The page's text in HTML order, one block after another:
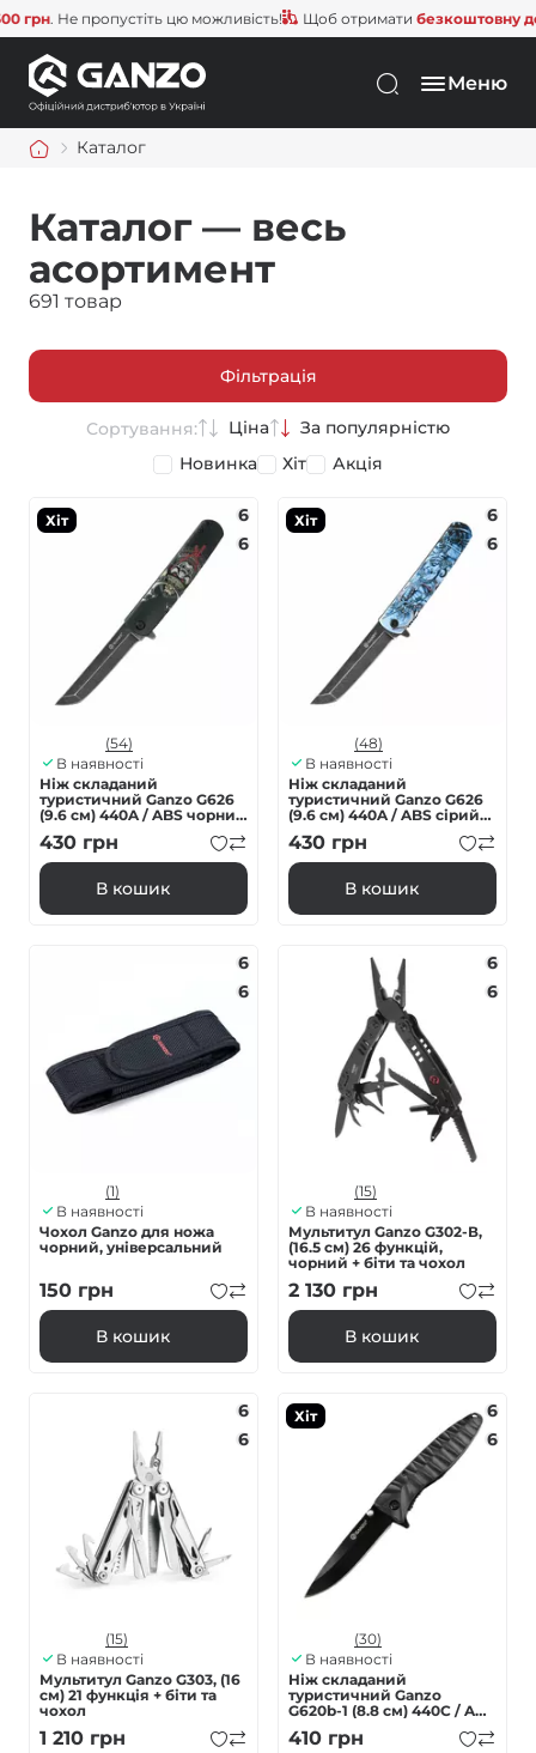
пропустіть цю можливість! Щоб отриматибезкоштовну доставку,
Меню
Каталог
Каталог — весь
асортимент
691 товар
Фільтрація
Сортування: Ціна
За популярністю
Новинка
Хіт Акція
Хіт
6
6
(54)
В наявності
Ніж складаний
туристичний Ganzo G626
(9.6 см) 440A / ABS чорний
самурай
430 грн
В кошик
Хіт
6
6
(48)
В наявності
Ніж складаний
туристичний Ganzo G626
(9.6 см) 440A / ABS сірий
самурай
430 грн
В кошик
6
6
(1)
В наявності
Чохол Ganzo для ножа
чорний, універсальний
150 грн
В кошик
6
6
(15)
В наявності
Мультитул Ganzo G302-В,
(16.5 см) 26 функцій,
чорний + біти та чохол
2 130 грн
В кошик
6
6
(15)
В наявності
Мультитул Ganzo G303, (16
см) 21 функція + біти та
чохол
1 210 грн
Хіт
6
6
(30)
В наявності
Ніж складаний
туристичний Ganzo
G620b-1 (8.8 см) 440C / ABS
чорний
410 грн